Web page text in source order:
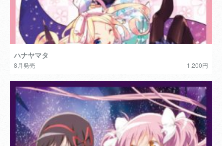
ハナヤマタ
8月発売 1,200円